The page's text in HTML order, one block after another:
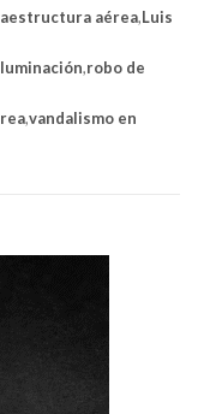
aérea,Luis
,robo de
,vandalismo en